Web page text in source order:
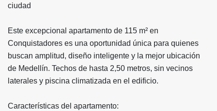
ciudad
Este excepcional apartamento de 115 m² en
Conquistadores es una oportunidad única para quienes
buscan amplitud, diseño inteligente y la mejor ubicación
de Medellín. Techos de hasta 2,50 metros, sin vecinos
laterales y piscina climatizada en el edificio.
Características del apartamento: